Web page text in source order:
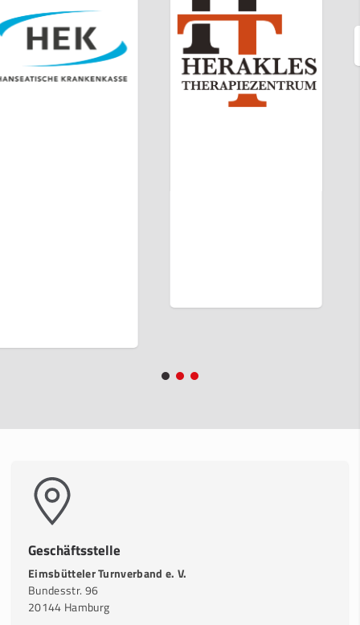
Geschäftsstelle
Eimsbütteler Turnverband e. V.
Bundesstr. 96
20144 Hamburg